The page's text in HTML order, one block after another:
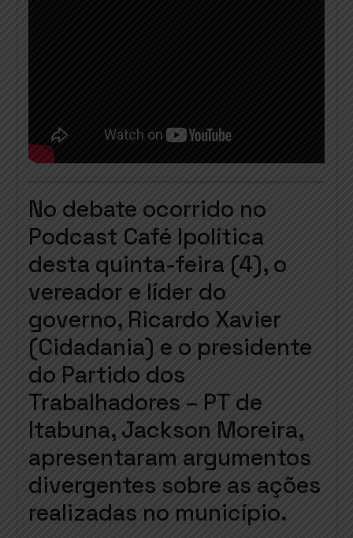
No debate ocorrido no
Podcast Café Ipolítica
desta quinta-feira (4), o
vereador e líder do
governo, Ricardo Xavier
(Cidadania) e o presidente
do Partido dos
Trabalhadores – PT de
Itabuna, Jackson Moreira,
apresentaram argumentos
divergentes sobre as ações
realizadas no município.